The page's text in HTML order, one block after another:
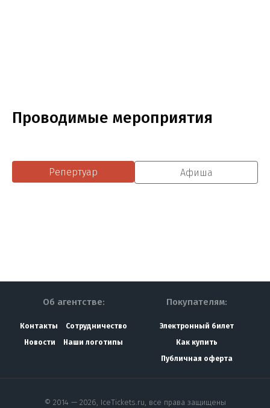
Проводимые мероприятия
Репертуар Афиша
Об агентстве:
Контакты
Сотрудничество
Новости
Наши логотипы
Покупателям:
Электронный билет
Как купить
Публичная оферта
© 2014 — 2026, IceTickets.ru, все права защищены